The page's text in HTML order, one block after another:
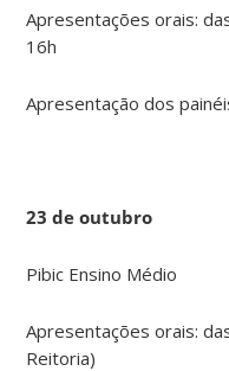
Apresentações orais:
16h
Apresentação dos
23 de outubro
Pibic Ensino Médio
Apresentações orais:
Reitoria)